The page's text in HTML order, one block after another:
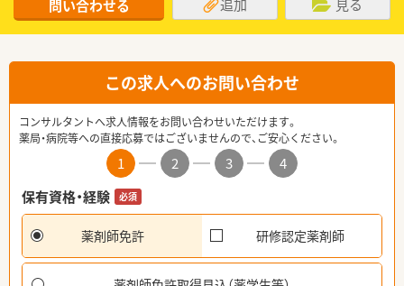
問い合わせる 追加 見る
この求人へのお問い合わせ
コンサルタントへ求人情報をお問い合わせいただけます。
薬局・病院等への直接応募ではございませんので、ご安心ください。
1 2 3
4
保有資格・経験
必須
薬剤師免許 研修認定薬剤師